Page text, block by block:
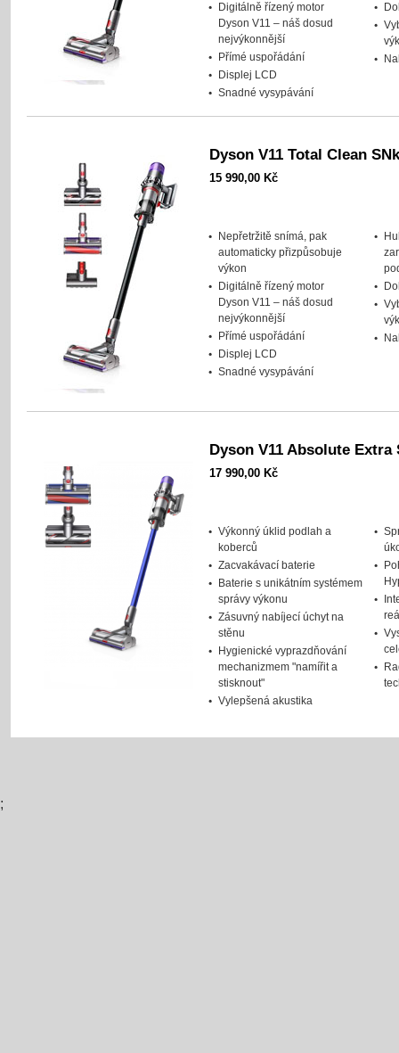
Digitálně řízený motor
Dyson V11 – náš dosud
nejvýkonnější
Přímé uspořádání
Displej LCD
Snadné vysypávání
Dyson V11 Total Clean
15 990,00 Kč
Nepřetržitě snímá, pak
automaticky přizpůsobuje
výkon
Digitálně řízený motor
Dyson V11 – náš dosud
nejvýkonnější
Přímé uspořádání
Displej LCD
Snadné vysypávání
Dyson V11 Absolute Extra
17 990,00 Kč
Výkonný úklid podlah a
koberců
Zacvakávací baterie
Baterie s unikátním systémem
správy výkonu
Zásuvný nabíjecí úchyt na
stěnu
Hygienické vyprazdňování
mechanizmem "namířit a
stisknout"
Vylepšená akustika
;